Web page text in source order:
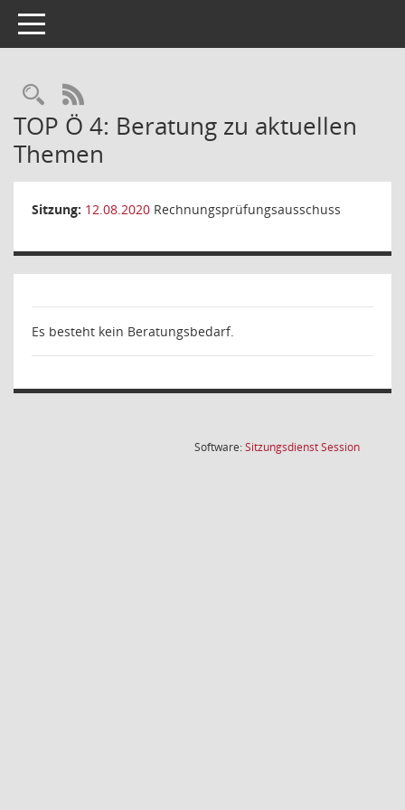
Toggle navigation
Rechercheauswahl
RSS-Feed
TOP Ö 4: Beratung zu aktuellen
Themen
Sitzung: 12.08.2020 Rechnungsprüfungsausschuss
Es besteht kein Beratungsbedarf.
Software:SitzungsdienstSession(Wird in